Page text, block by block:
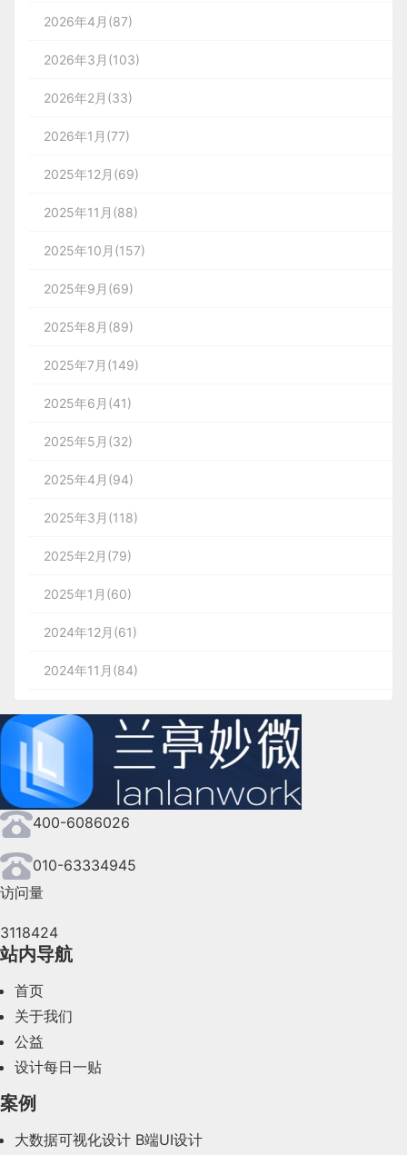
2026年4月(87)
2026年3月(103)
2026年2月(33)
2026年1月(77)
2025年12月(69)
2025年11月(88)
2025年10月(157)
2025年9月(69)
2025年8月(89)
2025年7月(149)
2025年6月(41)
2025年5月(32)
2025年4月(94)
2025年3月(118)
2025年2月(79)
2025年1月(60)
2024年12月(61)
2024年11月(84)
2024年9月(144)
2024年8月(164)
2024年7月(107)
2024年6月(63)
2024年4月(44)
2024年2月(58)
400-6086026
010-63334945
访问量
3118424
站内导航
首页
关于我们
公益
设计每日一贴
案例
大数据可视化设计 B端UI设计